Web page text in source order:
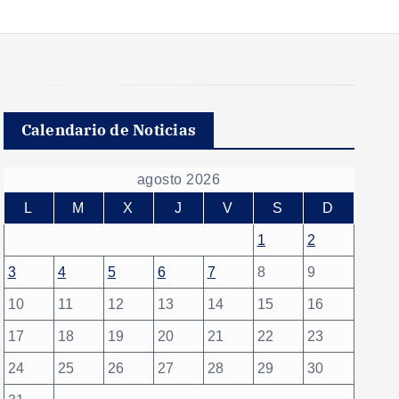
Calendario de Noticias
agosto 2026
L
M X J V S D
1 2
3 4 5 6 7 8 9
10 11 12 13 14 15 16
17 18 19 20 21 22 23
24 25 26 27 28 29 30